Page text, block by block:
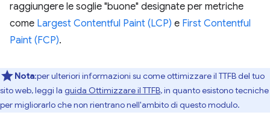
raggiungere le soglie "buone" designate per metriche
come Largest Contentful Paint (LCP) e First Contentful
Paint (FCP).
Nota:per ulteriori informazioni su come ottimizzare il TTFB del tuo
sito web, leggi la guida Ottimizzare il TTFB, in quanto esistono tecniche
per migliorarlo che non rientrano nell'ambito di questo modulo.